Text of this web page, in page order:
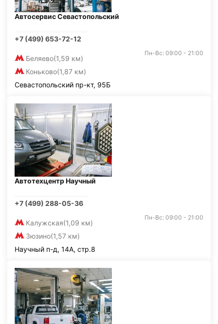
Автосервис Севастопольский
+7 (499) 653-72-12
Беляево(1,59 км)
Коньково(1,87 км)
Пн-Вс: 09:00 - 21:00
Севастопольский пр-кт, 95Б
Автотехцентр Научный
+7 (499) 288-05-36
Калужская(1,09 км)
Зюзино(1,57 км)
Пн-Вс: 09:00 - 21:00
Научный п-д, 14А, стр.8